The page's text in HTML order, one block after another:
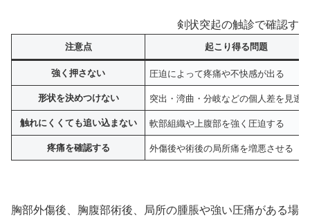
剣状突起の触診で確認す
注意点 起こり得る問題
強く押さない 圧迫によって疼痛や不快感が出る
形状を決めつけない 突出・湾曲・分岐などの個人差を見逃
触れにくくても追い込まない 軟部組織や上腹部を強く圧迫する
疼痛を確認する 外傷後や術後の局所痛を増悪させる
胸部外傷後、胸腹部術後、局所の腫脹や強い圧痛がある場